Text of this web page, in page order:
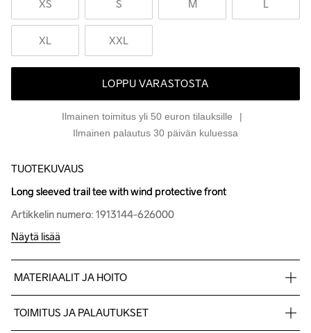
XS S M L
XL XXL
LOPPU VARASTOSTA
Ilmainen toimitus yli 50 euron tilauksille
Ilmainen palautus 30 päivän kuluessa
TUOTEKUVAUS
Long sleeved trail tee with wind protective front
Artikkelin numero: 1913144-626000
Long sleeved trail tee with wind protective front
Artikkelin numero: 1913144-626000
Näytä lisää
MATERIAALIT JA HOITO
7% elastane
TOIMITUS JA PALAUTUKSET